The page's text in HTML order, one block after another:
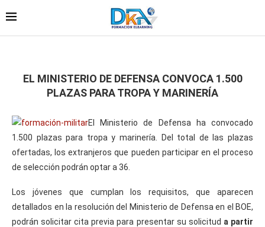
EL MINISTERIO DE DEFENSA CONVOCA 1.500
PLAZAS PARA TROPA Y MARINERÍA
El Ministerio de Defensa ha convocado
1.500 plazas para tropa y marinería. Del total de las plazas
ofertadas, los extranjeros que pueden participar en el proceso
de selección podrán optar a 36.
Los jóvenes que cumplan los requisitos, que aparecen
detallados en la resolución del Ministerio de Defensa en el BOE,
podrán solicitar cita previa para presentar su solicitud a partir